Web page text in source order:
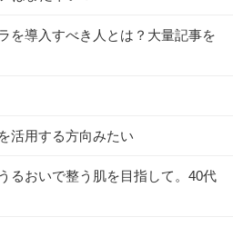
を導入すべき人とは？大量記事を
活用する方向みたい
るおいで整う肌を目指して。40代